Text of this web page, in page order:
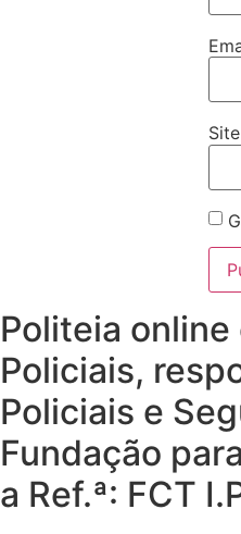
Site
Politeia
Policiais,
Policiais e
Fundação
a Ref.ª: FCT